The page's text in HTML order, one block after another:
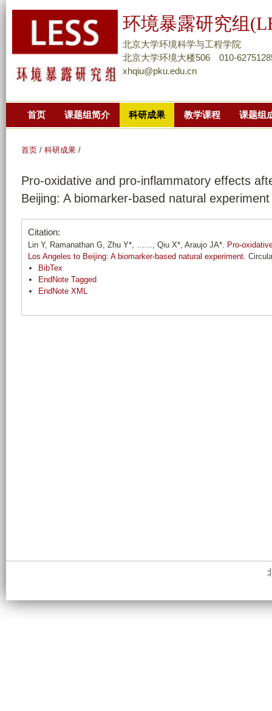
页
主
要
分
环境暴露研究组
北京大学环境科学与工程学院
北京大学环境大楼506 010-
xhqiu@pku.edu.cn
首页 课题组简介 科研成果 教学课程 课题组
首页 / 科研成果 /
Pro-oxidative and pro-inflammatory effects
Beijing: A biomarker-based natural experiment
Citation:
Lin Y, Ramanathan G, Zhu Y*, ……, Qiu X*, Araujo JA*. Pro-
Los Angeles to Beijing: A biomarker-based natural experiment.
BibTex
EndNote Tagged
EndNote XML